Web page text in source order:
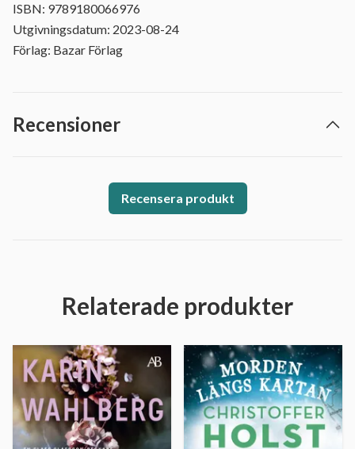
ISBN: 9789180066976
Utgivningsdatum: 2023-08-24
Förlag: Bazar Förlag
Recensioner
Recensera produkt
Relaterade produkter